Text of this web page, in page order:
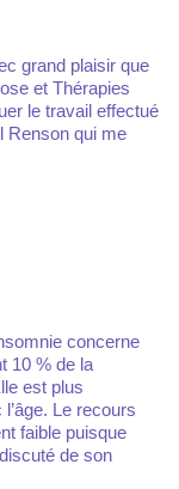
grand plaisir que
et Thérapies
le travail effectué
Renson qui me
concerne
10 % de la
est plus
Le recours
faible puisque
de son